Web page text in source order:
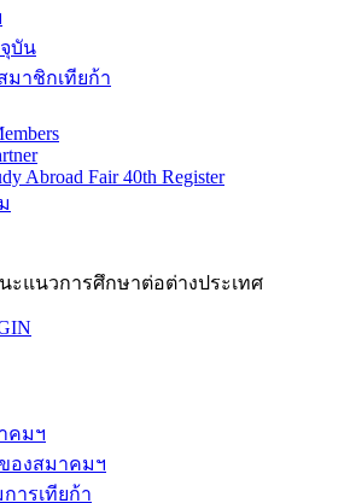
บัน
มาชิกเทียก้า
Abroad Fair 40th Register
ะแนวการศึกษาต่อต่างประเทศ
คมฯ
องสมาคมฯ
ารเทียก้า